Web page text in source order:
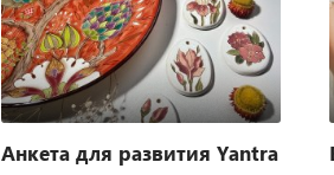
Анкета для развития Yantra